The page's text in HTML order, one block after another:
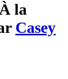
la
Casey